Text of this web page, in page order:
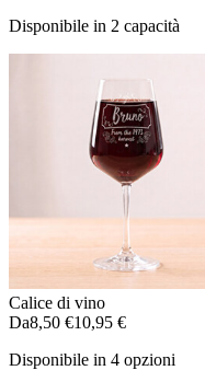
Disponibile in 2 capacità
Calice di vino
Da8,50 €10,95 €
Disponibile in 4 opzioni